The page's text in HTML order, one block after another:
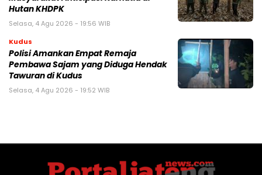
Hutan KHDPK
Selasa, 4 Agu 2026 - 19:56 WIB
Kudus
Polisi Amankan Empat Remaja
Pembawa Sajam yang Diduga Hendak
Tawuran di Kudus
Selasa, 4 Agu 2026 - 19:52 WIB